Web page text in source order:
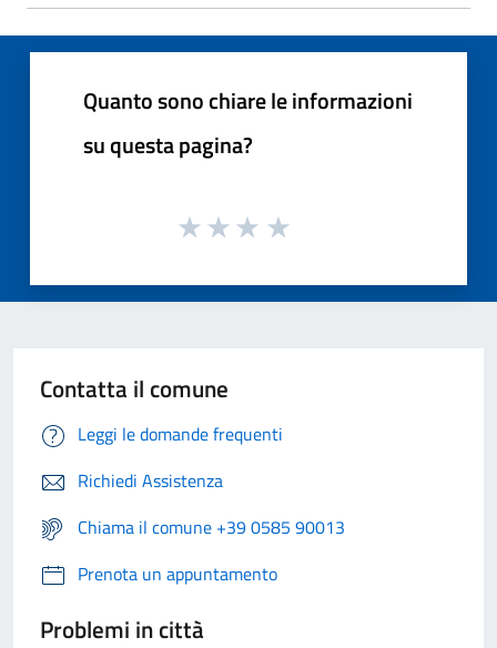
Quanto sono chiare le informazioni
su questa pagina?
Contatta il comune
Leggi le domande frequenti
Richiedi Assistenza
Chiama il comune +39 0585 90013
Prenota un appuntamento
Problemi in città